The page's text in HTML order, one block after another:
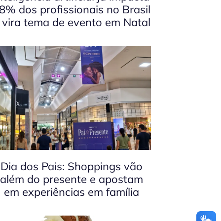
dos profissionais no Brasil
tema de evento em Natal
Dia dos Pais: Shoppings vão
além do presente e apostam
em experiências em família